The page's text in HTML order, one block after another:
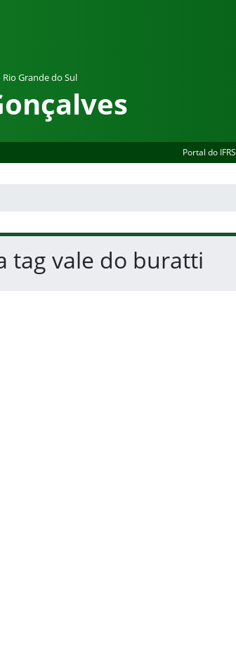
Grande do Sul
Portal do IFRS
tag vale do buratti